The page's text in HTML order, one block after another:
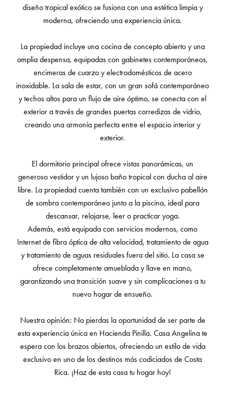
diseño tropical exótico se fusiona con una estética limpia y
moderna, ofreciendo una experiencia única.
La propiedad incluye una cocina de concepto abierto y una
amplia despensa, equipadas con gabinetes contemporáneos,
encimeras de cuarzo y electrodomésticos de acero
inoxidable. La sala de estar, con un gran sofá contemporáneo
y techos altos para un flujo de aire óptimo, se conecta con el
exterior a través de grandes puertas corredizas de vidrio,
creando una armonía perfecta entre el espacio interior y
exterior.
El dormitorio principal ofrece vistas panorámicas, un
generoso vestidor y un lujoso baño tropical con ducha al aire
libre. La propiedad cuenta también con un exclusivo pabellón
de sombra contemporáneo junto a la piscina, ideal para
descansar, relajarse, leer o practicar yoga.
Además, está equipada con servicios modernos, como
Internet de fibra óptica de alta velocidad, tratamiento de agua
y tratamiento de aguas residuales fuera del sitio. La casa se
ofrece completamente amueblada y llave en mano,
garantizando una transición suave y sin complicaciones a tu
nuevo hogar de ensueño.
Nuestra opinión: No pierdas la oportunidad de ser parte de
esta experiencia única en Hacienda Pinilla. Casa Angelina te
espera con los brazos abiertos, ofreciendo un estilo de vida
exclusivo en uno de los destinos más codiciados de Costa
Rica. ¡Haz de esta casa tu hogar hoy!